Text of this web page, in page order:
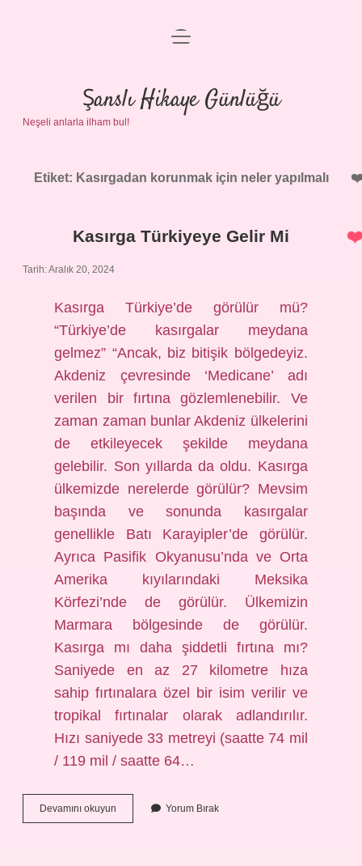
Anasayfa
Gizlilik Politikası
menüyü
Şanslı Hikaye Günlüğü
Neşeli anlarla ilham bul!
Etiket: Kasırgadan korunmak için neler yapılmalı
Kasırga Türkiyeye Gelir Mi
Tarih: Aralık 20, 2024
Kasırga Türkiye’de görülür mü?
“Türkiye’de kasırgalar meydana
gelmez” “Ancak, biz bitişik bölgedeyiz.
Akdeniz çevresinde ‘Medicane’ adı
verilen bir fırtına gözlemlenebilir. Ve
zaman zaman bunlar Akdeniz ülkelerini
de etkileyecek şekilde meydana
gelebilir. Son yıllarda da oldu. Kasırga
ülkemizde nerelerde görülür? Mevsim
başında ve sonunda kasırgalar
genellikle Batı Karayipler’de görülür.
Ayrıca Pasifik Okyanusu’nda ve Orta
Amerika kıyılarındaki Meksika
Körfezi’nde de görülür. Ülkemizin
Marmara bölgesinde de görülür.
Kasırga mı daha şiddetli fırtına mı?
Saniyede en az 27 kilometre hıza
sahip fırtınalara özel bir isim verilir ve
tropikal fırtınalar olarak adlandırılır.
Hızı saniyede 33 metreyi (saatte 74 mil
/ 119 mil / saatte 64…
Devamını okuyun
Türkiyeye
Yorum Bırak